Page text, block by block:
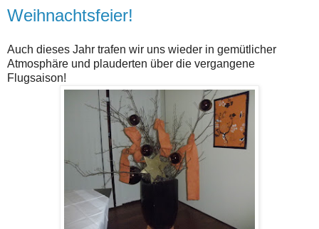
Weihnachtsfeier!
Auch dieses Jahr trafen wir uns wieder in gemütlicher
Atmosphäre und plauderten über die vergangene
Flugsaison!